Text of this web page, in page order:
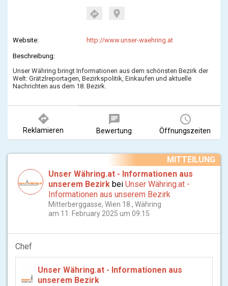
directions location_on
Website: http://www.unser-waehring.at
Beschreibung:
Unser Währing bringt Informationen aus dem schönsten Bezirk der
Welt: Grätzlreportagen, Bezirkspolitik, Einkaufen und aktuelle
Nachrichten aus dem 18. Bezirk.
directions
Reklamieren
chat
Bewertung
query_builder
Öffnungszeiten
MITTEILUNG
Unser Währing.at - Informationen aus
unserem Bezirk bei Unser Währing.at -
Informationen aus unserem Bezirk
Mitterberggasse, Wien 18., Währing
am 11. February 2025 um 09:15
Chef
Unser Währing.at - Informationen aus
unserem Bezirk